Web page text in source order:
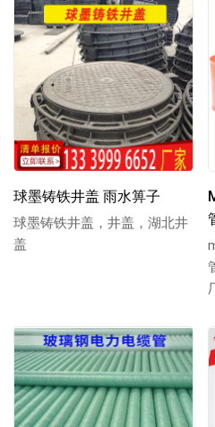
球墨铸铁井盖 雨水箅子
球墨铸铁井盖，井盖，湖北井
盖